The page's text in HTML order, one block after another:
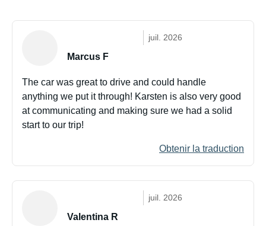
juil. 2026
Marcus F
The car was great to drive and could handle
anything we put it through! Karsten is also very good
at communicating and making sure we had a solid
start to our trip!
Obtenir la traduction
juil. 2026
Valentina R